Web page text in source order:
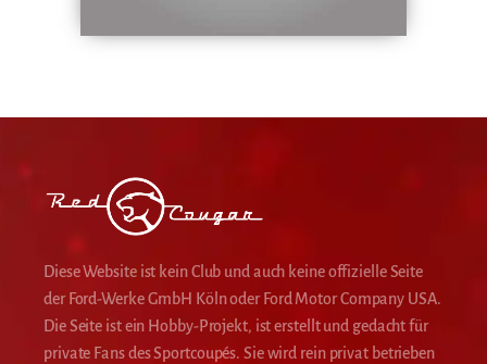
Diese Website ist kein Club und auch keine offizielle Seite
der Ford-Werke GmbH Köln oder Ford Motor Company USA.
Die Seite ist ein Hobby-Projekt, ist erstellt und gedacht für
private Fans des Sportcoupés. Sie wird rein privat betrieben